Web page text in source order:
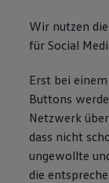
Wir nutzen
für Social
Erst bei
Buttons
Netzwerk
dass nicht
ungewollte
die